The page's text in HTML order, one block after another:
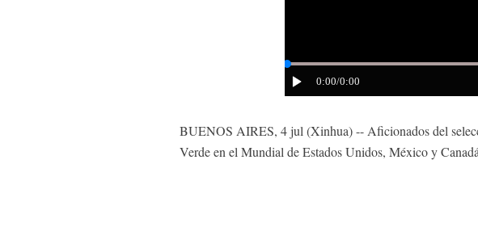
0:00/0:00
BUENOS AIRES, 4 jul (Xinhua) -- Aficionados del
Verde en el Mundial de Estados Unidos, México y